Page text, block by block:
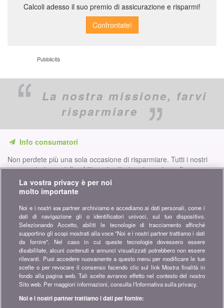
Calcoli adesso il suo premio di assicurazione e risparmi!
Pubblicità
La nostra missione, farvi
risparmiare
Info consumatori
Non perdete più una sola occasione di risparmiare. Tutti i nostri
comparatori, consigli e dritte nei settori assicurazione, finanze,
prodotti di consumo e molto altro ancora per voi...
Iscriversi alla nostra newsletter
Unitevi alla community
Restate sintonizzati, scoprite tutti i consigli e i suggerimenti per
risparmiare su:
Informazioni su bonus.ch
La vostra privacy è per noi
molto importante
Noi e i nostri 638 partner archiviamo e accediamo ai dati personali, come i
dati di navigazione gli o identificatori univoci, sul tuo dispositivo.
Selezionando Accetto, abiliti le tecnologie di tracciamento affinché
supportino gli scopi mostrati alla voce "Noi e i nostri partner trattiamo i dati
da fornire". Nel caso in cui queste tecnologie dovessero essere
disabilitate, alcuni contenuti e annunci visualizzati potrebbero non essere
rilevanti. Puoi accedere nuovamente a questo menu per modificare le tue
scelte o per revocare il consenso facendo clic sul link Mostra finalità in
fondo alla pagina web. Tali scelte avranno effetto nel contesto del nostro
Sito web. Per maggiori informazioni, consulta l'Informativa sulla privacy.
Noi e i nostri partner trattiamo i dati per fornire: